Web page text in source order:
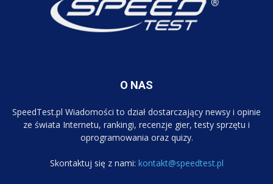
O NAS
SpeedTest.pl Wiadomości to dział dostarczający newsy i opinie
ze świata Internetu, rankingi, recenzje gier, testy sprzętu i
oprogramowania oraz quizy.
Skontaktuj się z nami: kontakt@speedtest.pl